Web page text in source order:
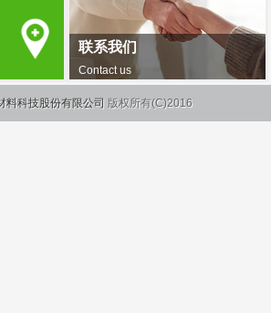
联系我们
Contact us
料科技股份有限公司 版权所有(C)2016